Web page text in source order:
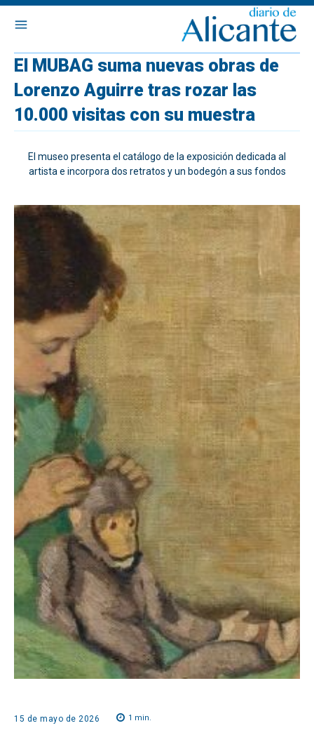
El MUBAG suma nuevas obras de
Lorenzo Aguirre tras rozar las
10.000 visitas con su muestra
El museo presenta el catálogo de la exposición dedicada al
artista e incorpora dos retratos y un bodegón a sus fondos
15 de mayo de 2026 1 min.